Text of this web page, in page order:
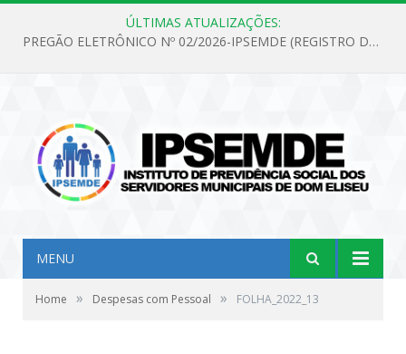
ÚLTIMAS ATUALIZAÇÕES:
PREGÃO ELETRÔNICO Nº 02/2026-IPSEMDE (REGISTRO DE PREÇOS PARA FUTURA E EVENTUAL AQUISIÇÃO DE MATERIAL DE LIMPEZA E GÊNEROS ALIMENTÍCIOS PARA ATENDER AS NECESSIDADES DO INSTITUTO DE PREVIDÊNCIA SOCIAL DOS SERVIDORES MUNICIPAIS DE DOM ELISEU.)
MENU
Home » Despesas com Pessoal » FOLHA_2022_13